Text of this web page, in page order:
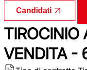
Candidati
TIROCINIO
VENDITA -